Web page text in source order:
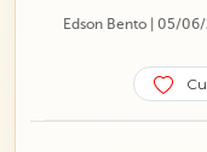
Edson Bento | 05/